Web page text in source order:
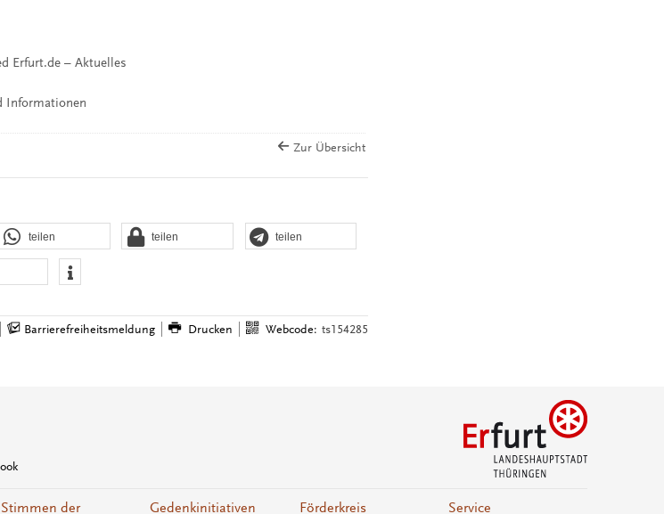
Erfurt.de – Aktuelles
Informationen
Zur Übersicht
teilen teilen teilen
Barrierefreiheitsmeldung Drucken Webcode: ts154285
Stimmen der Gedenkinitiativen Förderkreis Service